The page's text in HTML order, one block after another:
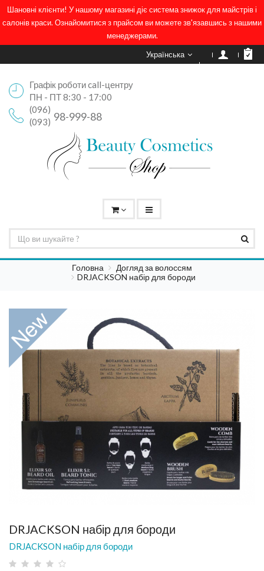
Шановні клієнти! У нашому магазині діє система знижок для майстрів і
салонів краси. Ознайомитися з прайсом ви можете зв'язавшись з нашими
менеджерами.
Українська
Графік роботи call-центру
ПН - ПТ 8:30 - 17:00
(096)
98-999-88
(093)
Головна
Догляд за волоссям
DRJACKSON набір для бороди
DRJACKSON набір для бороди
DRJACKSON набір для бороди